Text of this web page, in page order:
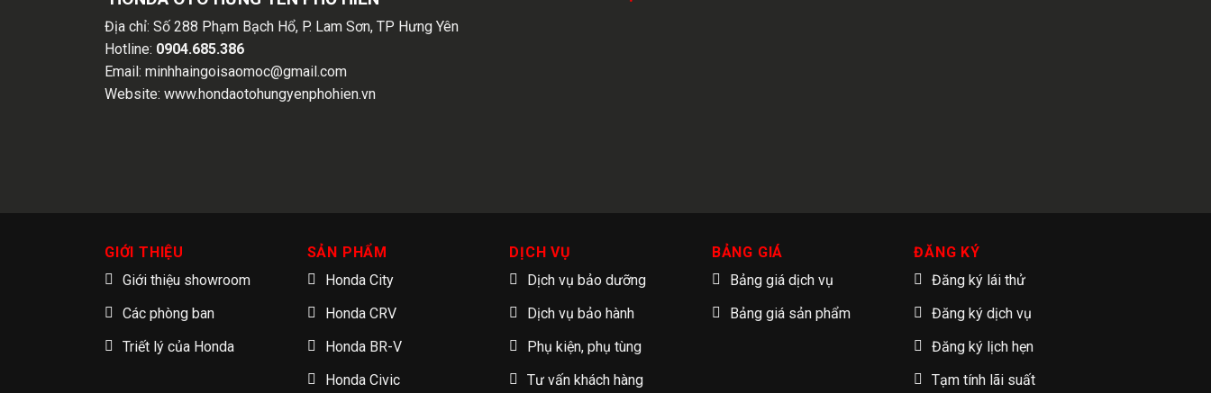
Địa chỉ: Số 288 Phạm Bạch Hổ, P. Lam Sơn, TP Hưng Yên
Hotline: 0904.685.386
Email: minhhaingoisaomoc@gmail.com
Website: www.hondaotohungyenphohien.vn
GIỚI THIỆU
Giới thiệu showroom
Các phòng ban
Triết lý của Honda
SẢN PHẨM
Honda City
Honda CRV
Honda BR-V
Honda Civic
DỊCH VỤ
Dịch vụ bảo dưỡng
Dịch vụ bảo hành
Phụ kiện, phụ tùng
Tư vấn khách hàng
BẢNG GIÁ
Bảng giá dịch vụ
Bảng giá sản phẩm
ĐĂNG KÝ
Đăng ký lái thử
Đăng ký dịch vụ
Đăng ký lịch hẹn
Tạm tính lãi suất